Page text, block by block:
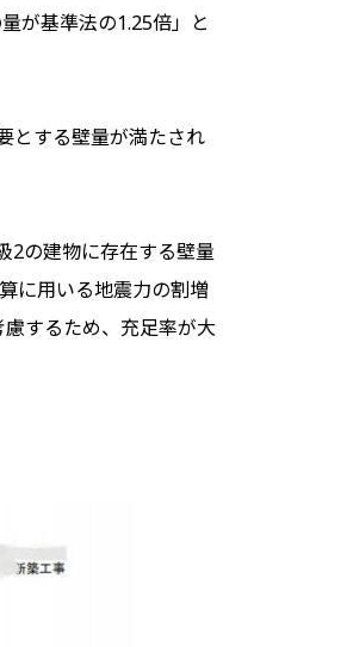
が基準法の1.25倍」と
とする壁量が満たされ
2の建物に存在する壁量
に用いる地震力の割増
するため、充足率が大